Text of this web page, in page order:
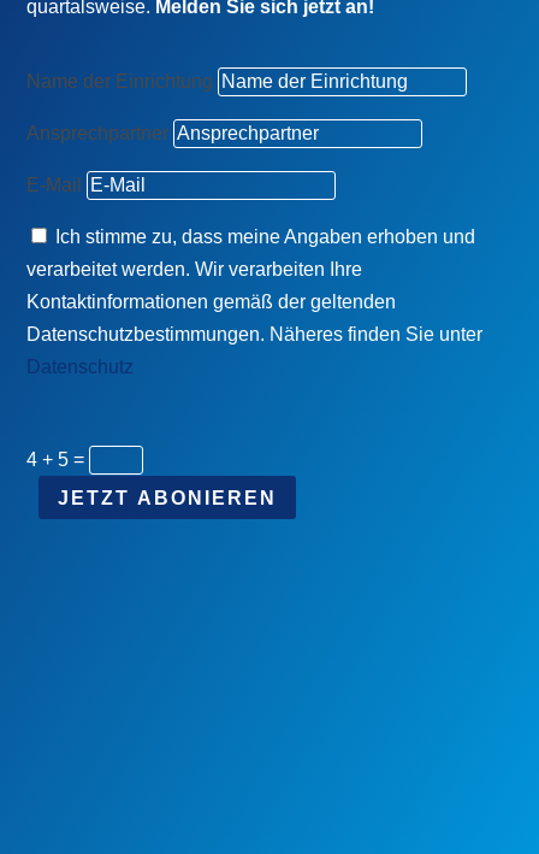
quartalsweise. Melden Sie sich jetzt an!
Name der Einrichtung
Ansprechpartner
E-Mail
Ich stimme zu, dass meine Angaben erhoben und
verarbeitet werden. Wir verarbeiten Ihre
Kontaktinformationen gemäß der geltenden
Datenschutzbestimmungen. Näheres finden Sie unter
Datenschutz
4 + 5 =
JETZT ABONIEREN